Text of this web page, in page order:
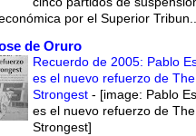
por el Superior
de Oruro
Recuerdo de 2005: Pablo
es el nuevo refuerzo de The
Strongest - [image: Pablo
es el nuevo refuerzo de The
Strongest]